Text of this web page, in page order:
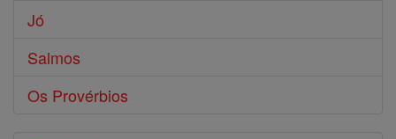
Jó
Salmos
Os Provérbios